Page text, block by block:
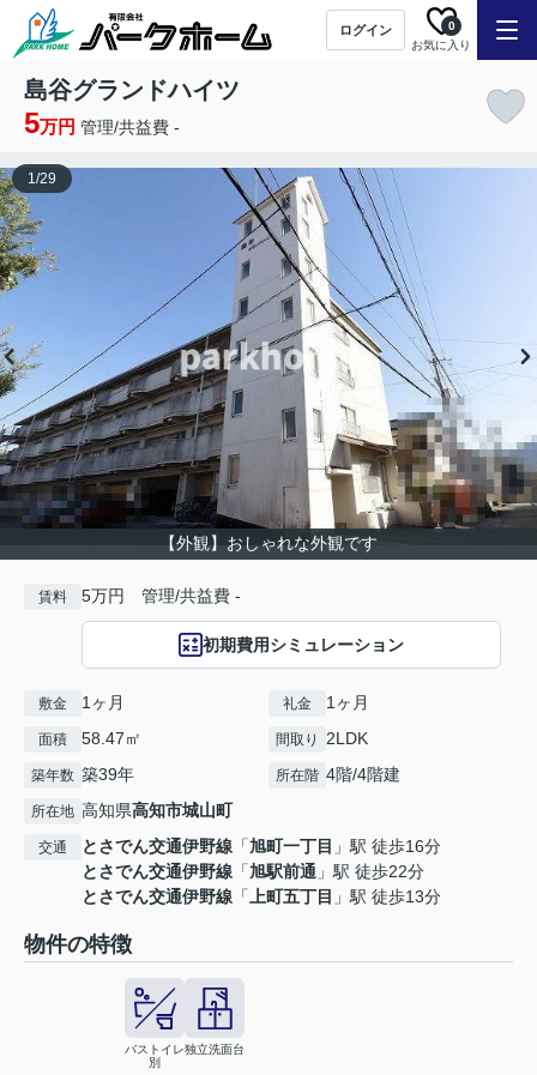
ログイン
お気に入り
0
島谷グランドハイツ
5万円 管理/共益費 -
【外観】おしゃれな外観です
1/29
賃料 5万円 管理/共益費 -
初期費用シミュレーション
敷金 1ヶ月 礼金 1ヶ月
面積 58.47㎡ 間取り 2LDK
築年数 築39年 所在階 4階/4階建
所在地 高知県高知市城山町
交通 とさでん交通伊野線 「旭町一丁目 」駅 徒歩16分
とさでん交通伊野線 「旭駅前通 」駅 徒歩22分
とさでん交通伊野線 「上町五丁目 」駅 徒歩13分
物件の特徴
バストイレ
別
独立洗面台